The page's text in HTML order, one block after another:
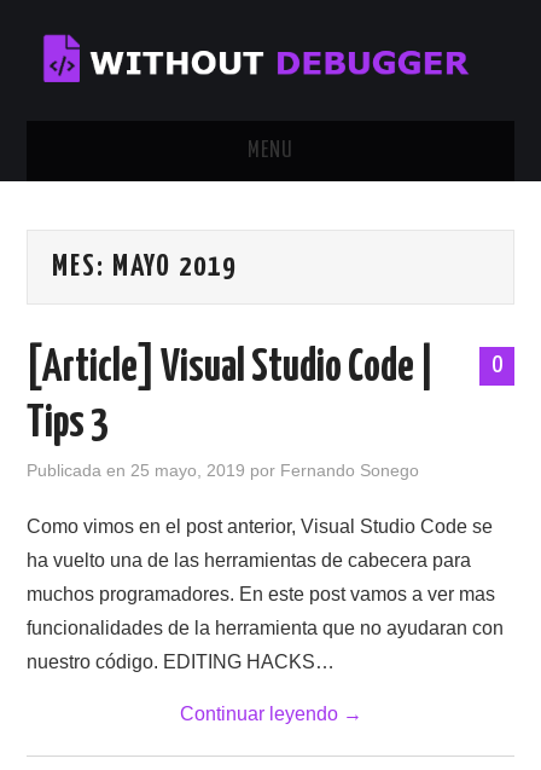
MENU
TUTORIALES
CONTÁCTAME
MES: MAYO 2019
0
[Article] Visual Studio Code |
Tips 3
Publicada en25 mayo, 2019 por Fernando Sonego
Como vimos en el post anterior, Visual Studio Code se
ha vuelto una de las herramientas de cabecera para
muchos programadores. En este post vamos a ver mas
funcionalidades de la herramienta que no ayudaran con
nuestro código. EDITING HACKS…
Continuar leyendo →